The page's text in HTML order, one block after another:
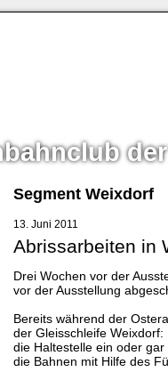
der
Segment Weixdorf
13. Juni 2011
Abrissarbeiten in
Drei Wochen vor der
vor der Ausstellung
Bereits während der
der Gleisschleife
die Haltestelle ein oder
die Bahnen mit Hilfe des